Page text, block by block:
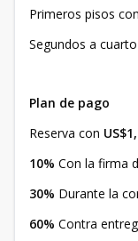
Primeros pisos
Segundos a
Plan de pago
Reserva con
10% Con la firma
30% Durante la
60% Contra